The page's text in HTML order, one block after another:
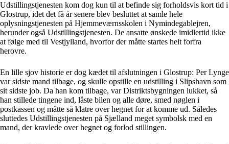
Udstillingstjenesten kom dog kun til at befinde sig forholdsvis kort tid i
Glostrup, idet det få år senere blev besluttet at samle hele
oplysningstjenesten på Hjemmeværnsskolen i Nymindegablejren,
herunder også Udstillingstjenesten. De ansatte ønskede imidlertid ikke
at følge med til Vestjylland, hvorfor der måtte startes helt forfra
herovre.
En lille sjov historie er dog kædet til afslutningen i Glostrup: Per Lynge
var sidste mand tilbage, og skulle opstille en udstilling i Slipshavn som
sit sidste job. Da han kom tilbage, var Distriktsbygningen lukket, så
han stillede tingene ind, låste bilen og alle døre, smed nøglen i
postkassen og måtte så klatre over hegnet for at komme ud. Således
sluttedes Udstillingstjenesten på Sjælland meget symbolsk med en
mand, der kravlede over hegnet og forlod stillingen.